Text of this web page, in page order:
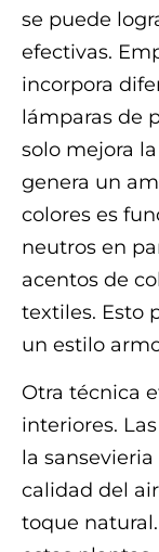
se puede
efectivas.
incorpora
lámparas de
solo mejora
genera un
colores es
neutros en
acentos de
textiles. Esto
un estilo
Otra técnica
interiores.
la
calidad del
toque